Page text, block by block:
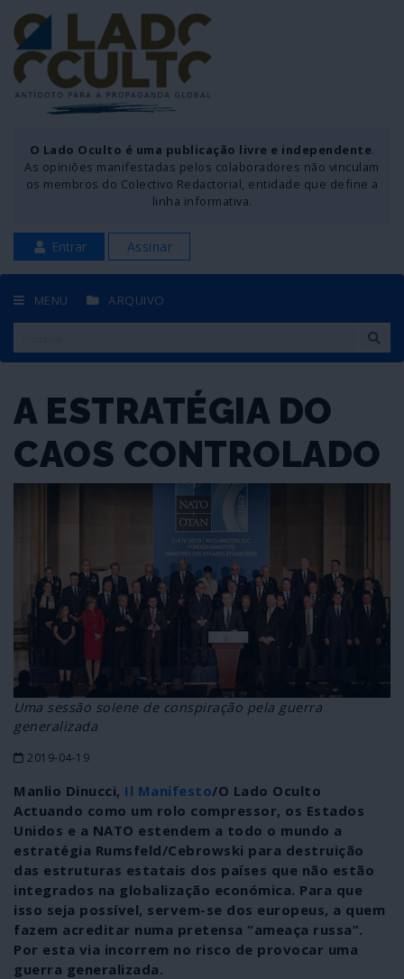
O Lado Oculto é uma publicação livre e independente.
As opiniões manifestadas pelos colaboradores não vinculam
os membros do Colectivo Redactorial, entidade que define a
linha informativa.
Entrar Assinar
MENU ARQUIVO
A ESTRATÉGIA DO
CAOS CONTROLADO
Uma sessão solene de conspiração pela guerra
generalizada
2019-04-19
Manlio Dinucci, Il Manifesto/O Lado Oculto
Actuando como um rolo compressor, os Estados
Unidos e a NATO estendem a todo o mundo a
estratégia Rumsfeld/Cebrowski para destruição
das estruturas estatais dos países que não estão
integrados na globalização económica. Para que
isso seja possível, servem-se dos europeus, a quem
fazem acreditar numa pretensa “ameaça russa”.
Por esta via incorrem no risco de provocar uma
guerra generalizada.